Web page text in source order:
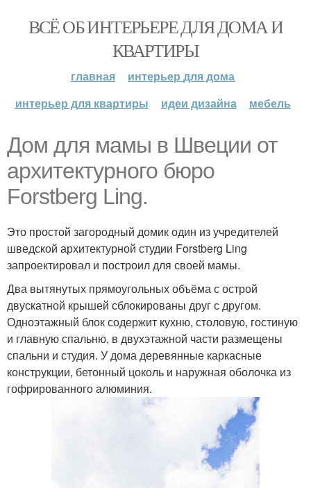
ВСЁ ОБ ИНТЕРЬЕРЕ ДЛЯ ДОМА И
КВАРТИРЫ
главная
интерьер для дома
интерьер для квартиры
идеи дизайна мебель
Дом для мамы в Швеции от
архитектурного бюро
Forstberg Ling.
Это простой загородный домик один из учредителей
шведской архитектурной студии Forstberg Ling
запроектировал и построил для своей мамы.
Два вытянутых прямоугольных объёма с острой
двускатной крышей сблокированы друг с другом.
Одноэтажный блок содержит кухню, столовую, гостиную
и главную спальню, в двухэтажной части размещены
спальни и студия. У дома деревянные каркасные
конструкции, бетонный цоколь и наружная оболочка из
гофрированного алюминия.